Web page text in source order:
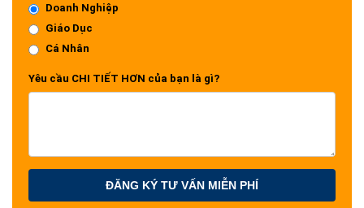
Doanh Nghiệp
Giáo Dục
Cá Nhân
Yêu cầu CHI TIẾT HƠN của bạn là gì?
ĐĂNG KÝ TƯ VẤN MIỄN PHÍ